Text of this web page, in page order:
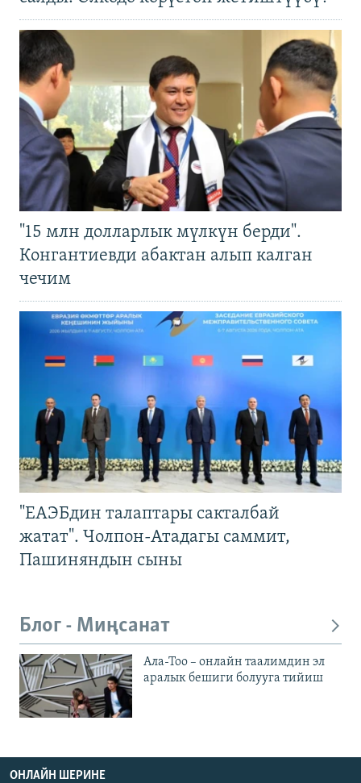
"15 млн долларлык мүлкүн берди".
Конгантиевди абактан алып калган
чечим
"ЕАЭБдин талаптары сакталбай
жатат". Чолпон-Атадагы саммит,
Пашиняндын сыны
Блог - Миңсанат
Ала-Тоо – онлайн таалимдин эл
аралык бешиги болууга тийиш
ОНЛАЙН ШЕРИНЕ